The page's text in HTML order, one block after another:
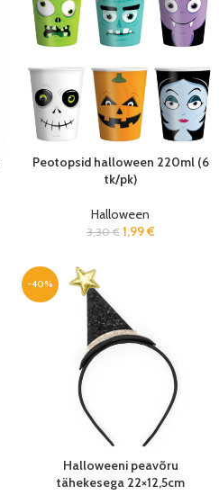
Peotopsid halloween 220ml (6
tk/pk)
Halloween
3,30€ 1,99€
-40%
Halloweeni peavõru
tähekesega 22×12,5cm